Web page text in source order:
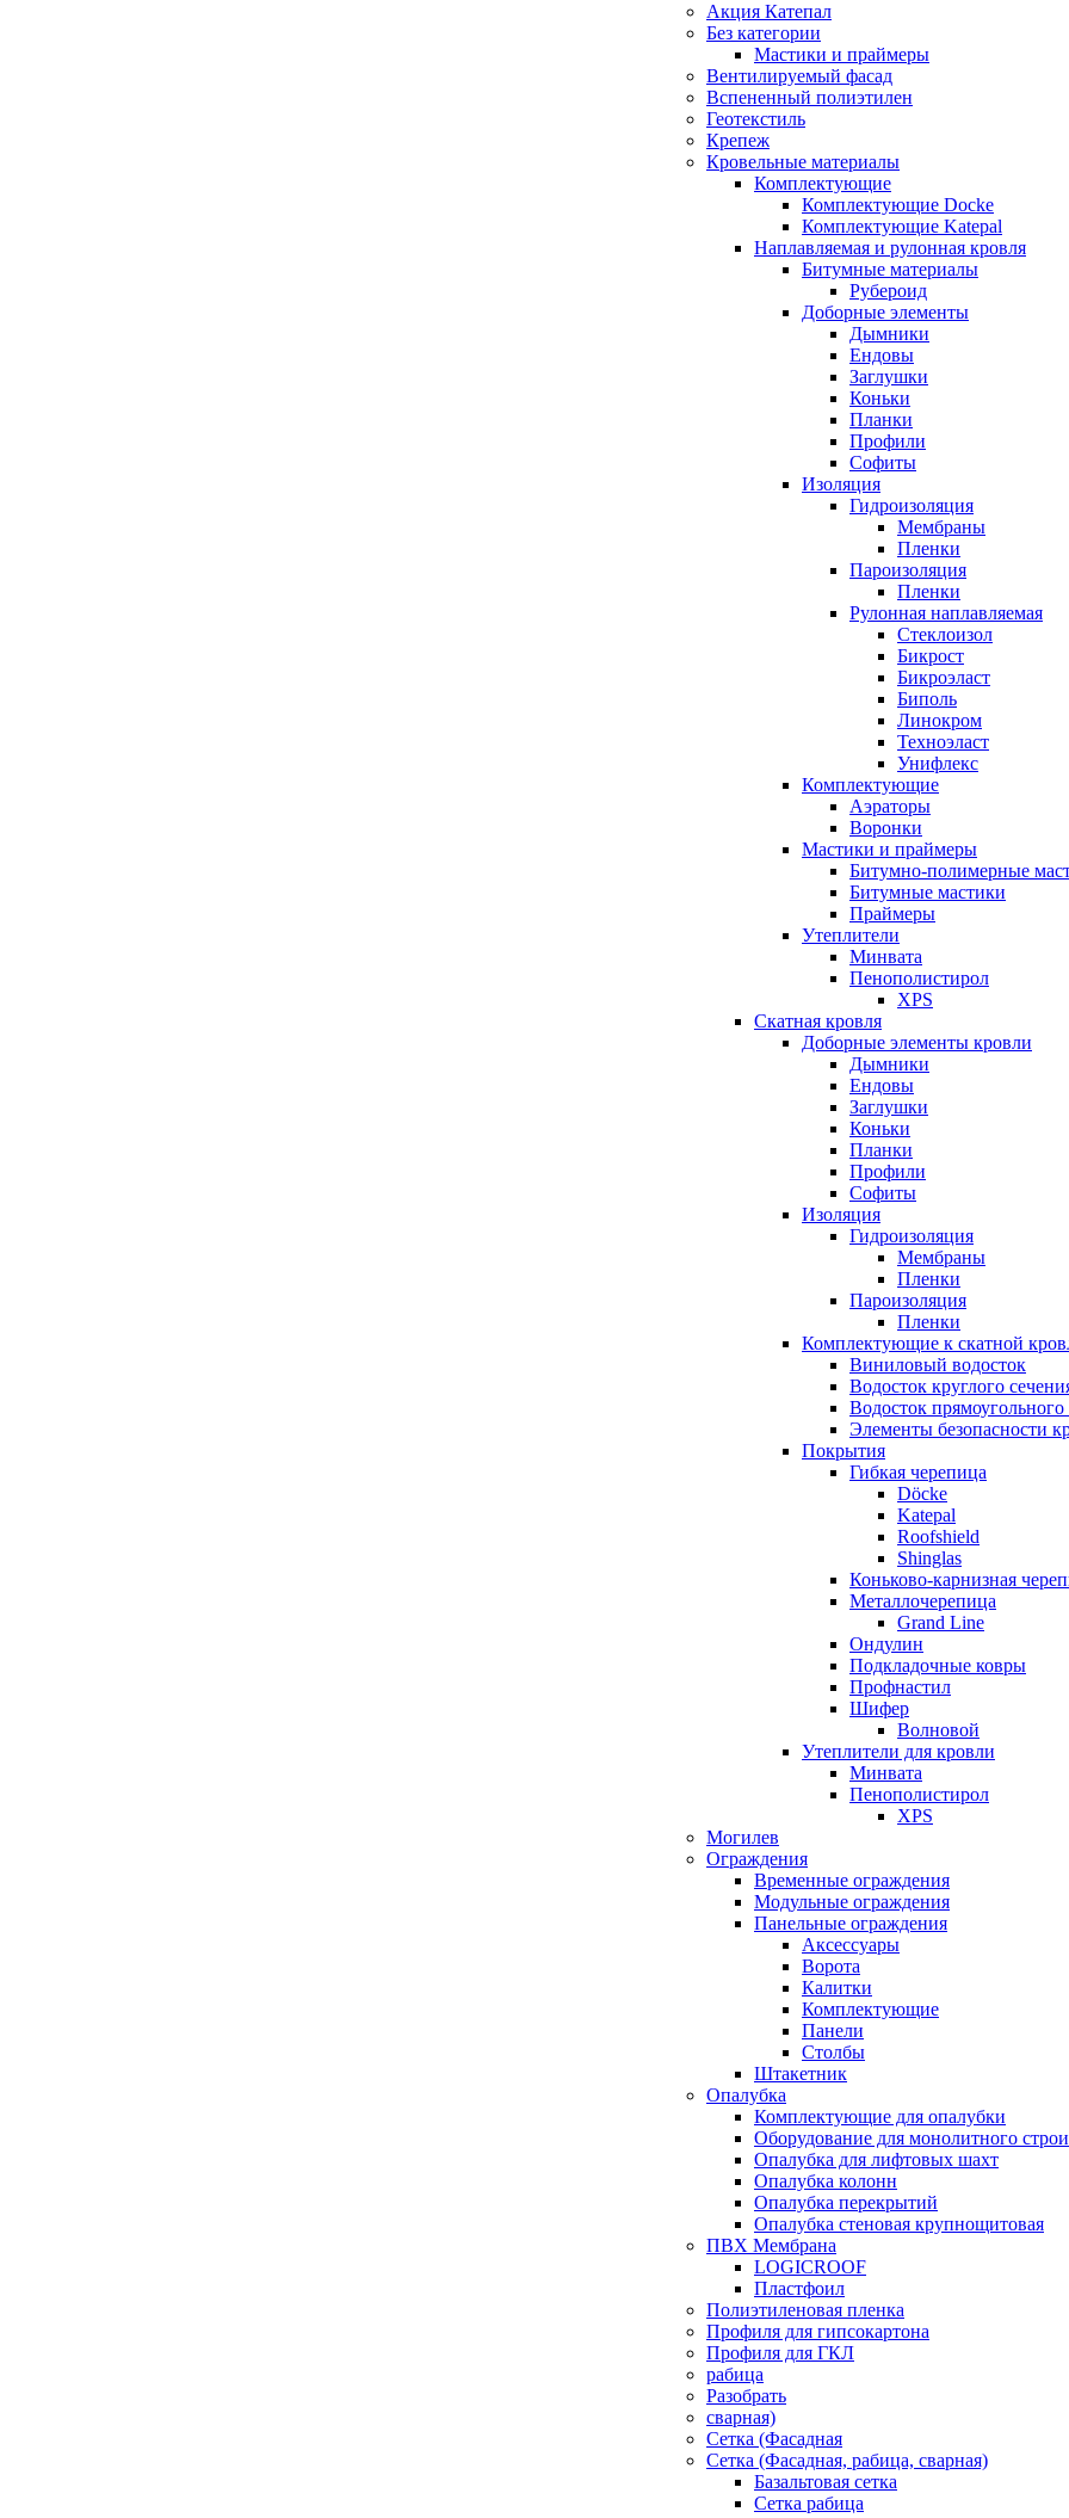
Акция Катепал
Без категории
Мастики и праймеры
Вентилируемый фасад
Вспененный полиэтилен
Геотекстиль
Крепеж
Кровельные материалы
Комплектующие
Комплектующие Docke
Комплектующие Katepal
Наплавляемая и рулонная кровля
Битумные материалы
Рубероид
Доборные элементы
Дымники
Ендовы
Заглушки
Коньки
Планки
Профили
Софиты
Изоляция
Гидроизоляция
Мембраны
Пленки
Пароизоляция
Пленки
Рулонная наплавляемая
Cтеклоизол
Бикрост
Бикроэласт
Биполь
Линокром
Техноэласт
Унифлекс
Комплектующие
Аэраторы
Воронки
Мастики и праймеры
Битумно-полимерные
Битумные мастики
Праймеры
Утеплители
Минвата
Пенополистирол
XPS
Скатная кровля
Доборные элементы кровли
Дымники
Ендовы
Заглушки
Коньки
Планки
Профили
Софиты
Изоляция
Гидроизоляция
Мембраны
Пленки
Пароизоляция
Пленки
Комплектующие к скатной
Виниловый водосток
Водосток круглого
Водосток прямоугольного
Элементы безопасности
Покрытия
Гибкая черепица
Döcke
Katepal
Roofshield
Shinglas
Коньково-карнизная
Металлочерепица
Grand Line
Ондулин
Подкладочные ковры
Профнастил
Шифер
Волновой
Утеплители для кровли
Минвата
Пенополистирол
XPS
Могилев
Ограждения
Временные ограждения
Модульные ограждения
Панельные ограждения
Аксессуары
Ворота
Калитки
Комплектующие
Панели
Столбы
Штакетник
Опалубка
Комплектующие для опалубки
Оборудование для монолитного
Опалубка для лифтовых шахт
Опалубка колонн
Опалубка перекрытий
Опалубка стеновая крупнощитовая
ПВХ Мембрана
LOGICROOF
Плaстфoил
Полиэтиленовая пленка
Профиля для гипсокартона
Профиля для ГКЛ
рабица
Разобрать
сварная)
Сетка (Фасадная
Сетка (Фасадная, рабица, сварная)
Базальтовая сетка
Сетка рабица